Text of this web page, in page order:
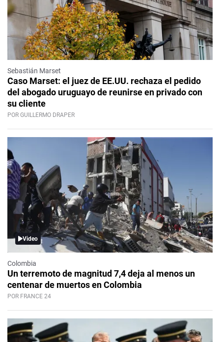
Sebastián Marset
Caso Marset: el juez de EE.UU. rechaza el pedido
del abogado uruguayo de reunirse en privado con
su cliente
POR GUILLERMO DRAPER
Video
Colombia
Un terremoto de magnitud 7,4 deja al menos un
centenar de muertos en Colombia
POR FRANCE 24